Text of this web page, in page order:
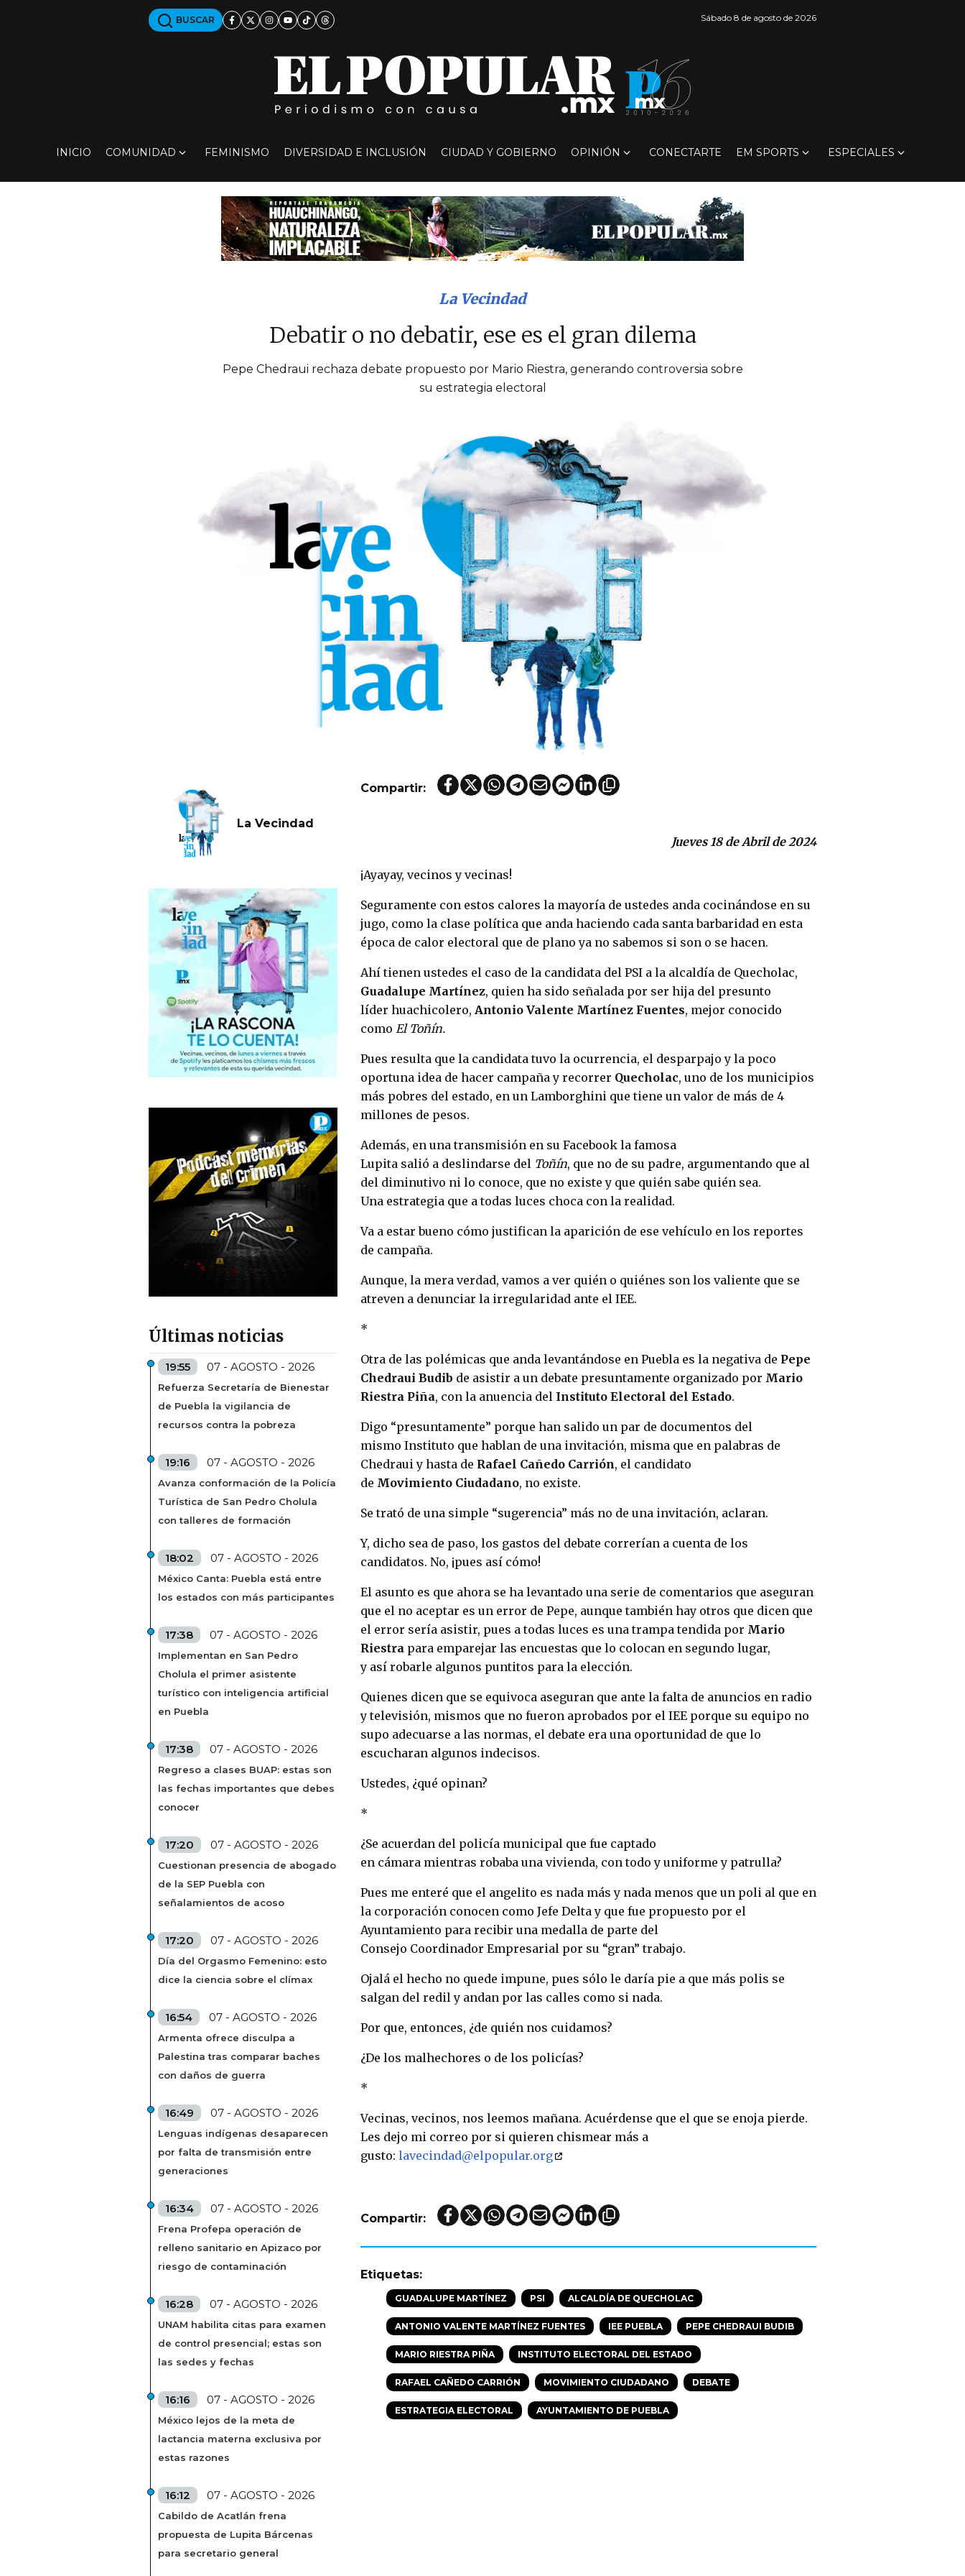
BUSCAR Sábado 8 de agosto de 2026
INICIO COMUNIDAD FEMINISMO DIVERSIDAD E INCLUSIÓN CIUDAD Y GOBIERNO OPINIÓN CONECTARTE EM SPORTS ESPECIALES
La Vecindad
Debatir o no debatir, ese es el gran dilema
Pepe Chedraui rechaza debate propuesto por Mario Riestra, generando controversia sobre
su estrategia electoral
La Vecindad
Últimas noticias
19:55 07 - AGOSTO - 2026
Refuerza Secretaría de Bienestar
de Puebla la vigilancia de
recursos contra la pobreza
19:16 07 - AGOSTO - 2026
Avanza conformación de la Policía
Turística de San Pedro Cholula
con talleres de formación
18:02 07 - AGOSTO - 2026
México Canta: Puebla está entre
los estados con más participantes
17:38 07 - AGOSTO - 2026
Implementan en San Pedro
Cholula el primer asistente
turístico con inteligencia artificial
en Puebla
17:38 07 - AGOSTO - 2026
Regreso a clases BUAP: estas son
las fechas importantes que debes
conocer
17:20 07 - AGOSTO - 2026
Cuestionan presencia de abogado
de la SEP Puebla con
señalamientos de acoso
17:20 07 - AGOSTO - 2026
Día del Orgasmo Femenino: esto
dice la ciencia sobre el clímax
16:54 07 - AGOSTO - 2026
Armenta ofrece disculpa a
Palestina tras comparar baches
con daños de guerra
16:49 07 - AGOSTO - 2026
Lenguas indígenas desaparecen
por falta de transmisión entre
generaciones
16:34 07 - AGOSTO - 2026
Frena Profepa operación de
relleno sanitario en Apizaco por
riesgo de contaminación
16:28 07 - AGOSTO - 2026
UNAM habilita citas para examen
de control presencial; estas son
las sedes y fechas
16:16 07 - AGOSTO - 2026
México lejos de la meta de
lactancia materna exclusiva por
estas razones
16:12 07 - AGOSTO - 2026
Cabildo de Acatlán frena
propuesta de Lupita Bárcenas
para secretario general
Compartir:
Jueves 18 de Abril de 2024
¡Ayayay, vecinos y vecinas!
Seguramente con estos calores la mayoría de ustedes anda cocinándose en su
jugo, como la clase política que anda haciendo cada santa barbaridad en esta
época de calor electoral que de plano ya no sabemos si son o se hacen.
Ahí tienen ustedes el caso de la candidata del PSI a la alcaldía de Quecholac,
Guadalupe Martínez, quien ha sido señalada por ser hija del presunto
líder huachicolero, Antonio Valente Martínez Fuentes, mejor conocido
como El Toñín.
Pues resulta que la candidata tuvo la ocurrencia, el desparpajo y la poco
oportuna idea de hacer campaña y recorrer Quecholac, uno de los municipios
más pobres del estado, en un Lamborghini que tiene un valor de más de 4
millones de pesos.
Además, en una transmisión en su Facebook la famosa
Lupita salió a deslindarse del Toñín, que no de su padre, argumentando que al
del diminutivo ni lo conoce, que no existe y que quién sabe quién sea.
Una estrategia que a todas luces choca con la realidad.
Va a estar bueno cómo justifican la aparición de ese vehículo en los reportes
de campaña.
Aunque, la mera verdad, vamos a ver quién o quiénes son los valiente que se
atreven a denunciar la irregularidad ante el IEE.
*
Otra de las polémicas que anda levantándose en Puebla es la negativa de Pepe
Chedraui Budib de asistir a un debate presuntamente organizado por Mario
Riestra Piña, con la anuencia del Instituto Electoral del Estado.
Digo “presuntamente” porque han salido un par de documentos del
mismo Instituto que hablan de una invitación, misma que en palabras de
Chedraui y hasta de Rafael Cañedo Carrión, el candidato
de Movimiento Ciudadano, no existe.
Se trató de una simple “sugerencia” más no de una invitación, aclaran.
Y, dicho sea de paso, los gastos del debate correrían a cuenta de los
candidatos. No, ¡pues así cómo!
El asunto es que ahora se ha levantado una serie de comentarios que aseguran
que el no aceptar es un error de Pepe, aunque también hay otros que dicen que
el error sería asistir, pues a todas luces es una trampa tendida por Mario
Riestra para emparejar las encuestas que lo colocan en segundo lugar,
y así robarle algunos puntitos para la elección.
Quienes dicen que se equivoca aseguran que ante la falta de anuncios en radio
y televisión, mismos que no fueron aprobados por el IEE porque su equipo no
supo adecuarse a las normas, el debate era una oportunidad de que lo
escucharan algunos indecisos.
Ustedes, ¿qué opinan?
*
¿Se acuerdan del policía municipal que fue captado
en cámara mientras robaba una vivienda, con todo y uniforme y patrulla?
Pues me enteré que el angelito es nada más y nada menos que un poli al que en
la corporación conocen como Jefe Delta y que fue propuesto por el
Ayuntamiento para recibir una medalla de parte del
Consejo Coordinador Empresarial por su “gran” trabajo.
Ojalá el hecho no quede impune, pues sólo le daría pie a que más polis se
salgan del redil y andan por las calles como si nada.
Por que, entonces, ¿de quién nos cuidamos?
¿De los malhechores o de los policías?
*
Vecinas, vecinos, nos leemos mañana. Acuérdense que el que se enoja pierde.
Les dejo mi correo por si quieren chismear más a
gusto: lavecindad@elpopular.org
Compartir:
Etiquetas:
GUADALUPE MARTÍNEZ PSI ALCALDÍA DE QUECHOLAC
ANTONIO VALENTE MARTÍNEZ FUENTES IEE PUEBLA PEPE CHEDRAUI BUDIB
MARIO RIESTRA PIÑA INSTITUTO ELECTORAL DEL ESTADO
RAFAEL CAÑEDO CARRIÓN MOVIMIENTO CIUDADANO DEBATE
ESTRATEGIA ELECTORAL AYUNTAMIENTO DE PUEBLA